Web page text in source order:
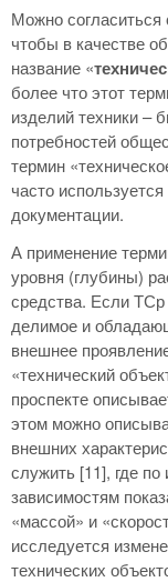
Можно
чтобы в качестве
название «
более что этот
изделий техники –
потребностей
термин
часто
документации.
А применение
уровня (глубины)
средства. Если ТСр
делимое и
внешнее
«технический
проспекте
этом можно
внешних
служить [11], где
зависимостям
«массой» и
исследуется
технических